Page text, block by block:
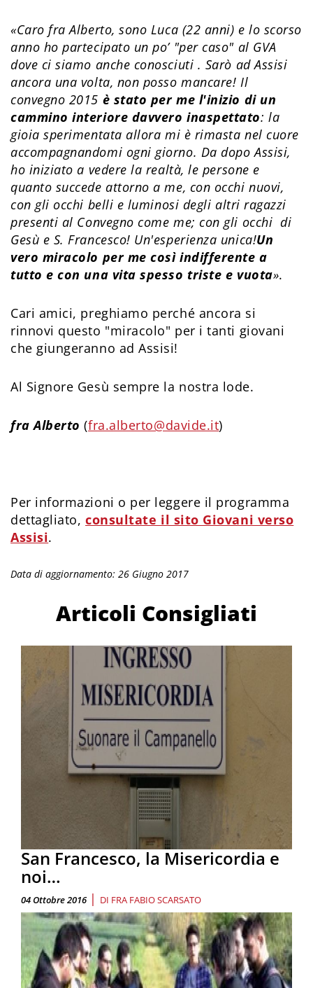
«Caro fra Alberto, sono Luca (22 anni) e lo scorso
anno ho partecipato un po’ "per caso" al GVA
dove ci siamo anche conosciuti . Sarò ad Assisi
ancora una volta, non posso mancare! Il
convegno 2015 è stato per me l'inizio di un
cammino interiore davvero inaspettato: la
gioia sperimentata allora mi è rimasta nel cuore
accompagnandomi ogni giorno. Da dopo Assisi,
ho iniziato a vedere la realtà, le persone e
quanto succede attorno a me, con occhi nuovi,
con gli occhi belli e luminosi degli altri ragazzi
presenti al Convegno come me; con gli occhi di
Gesù e S. Francesco! Un'esperienza unica!Un
vero miracolo per me così indifferente a
tutto e con una vita spesso triste e vuota».
Cari amici, preghiamo perché ancora si
rinnovi questo "miracolo" per i tanti giovani
che giungeranno ad Assisi!
Al Signore Gesù sempre la nostra lode.
fra Alberto (fra.alberto@davide.it)
Per informazioni o per leggere il programma
dettagliato,consultate il sito Giovani verso
Assisi.
Data di aggiornamento: 26 Giugno 2017
Articoli Consigliati
San Francesco, la Misericordia e
noi…
04 Ottobre 2016 | DI FRA FABIO SCARSATO